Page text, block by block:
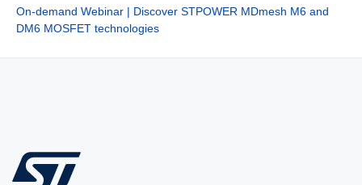
On-demand Webinar | Discover STPOWER MDmesh M6 and
DM6 MOSFET technologies